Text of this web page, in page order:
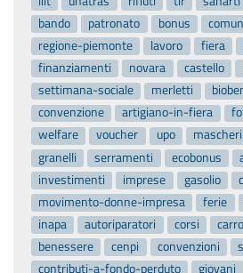
bando
patronato bonus
regione-piemonte
lavoro fiera
finanziamenti
novara castello
settimana-sociale
merletti
convenzione
artigiano-in-fiera
welfare
voucher upo
granelli
serramenti ecobonus
investimenti
imprese gasolio
movimento-donne-impresa
ferie
inapa
autoriparatori corsi
benessere
cenpi convenzioni
contributi-a-fondo-perduto
giovani